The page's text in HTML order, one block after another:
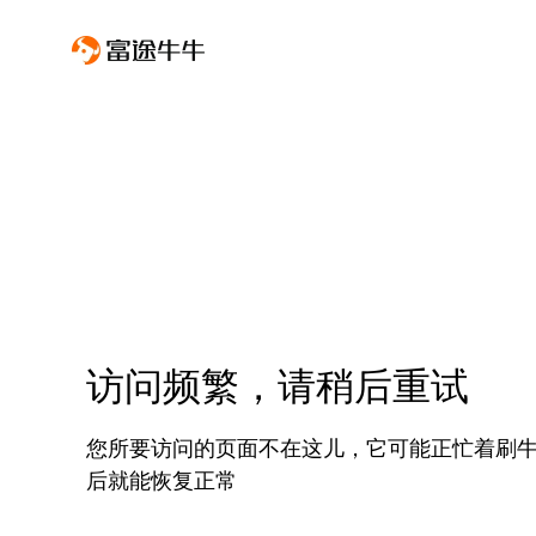
访问频繁，请稍后重试
您所要访问的页面不在这儿，它可能正忙着刷
后就能恢复正常